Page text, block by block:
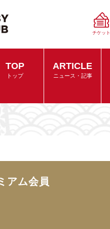
チケット
TOP
トップ
ARTICLE
ニュース・記事
アム会員